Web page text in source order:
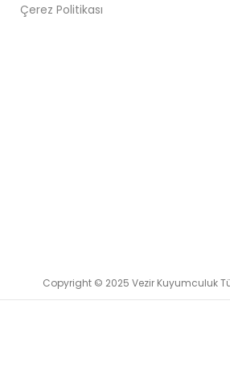
Çerez Politikası
Copyright © 2025 Vezir Kuyumculuk